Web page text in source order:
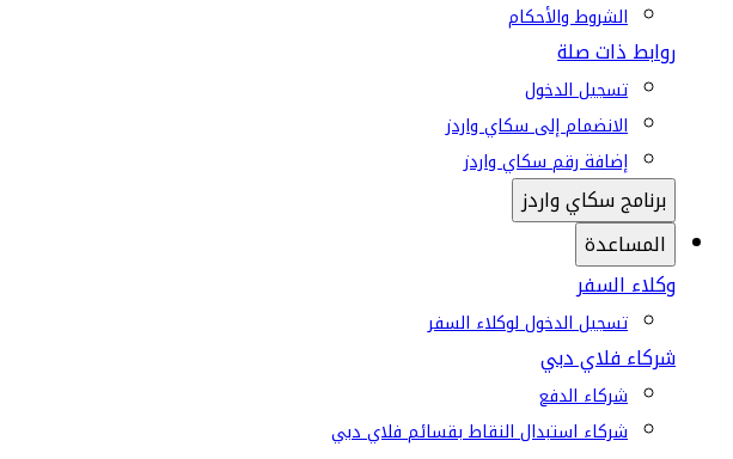
الشروط والأحكام
روابط ذات صلة
تسجيل الدخول
الانضمام إلى سكاي واردز
إضافة رقم سكاي واردز
برنامج سكاي واردز
المساعدة
وكلاء السفر
تسجيل الدخول لوكلاء السفر
شركاء فلاي دبي
شركاء الدفع
شركاء استبدال النقاط بقسائم فلاي دبي